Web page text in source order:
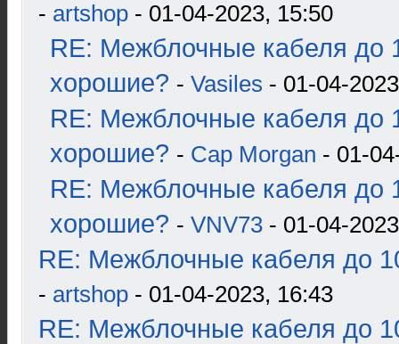
- artshop - 01-04-2023, 15:50
RE: Межблочные кабеля до
хорошие? - Vasiles - 01-04-
RE: Межблочные кабеля до
хорошие? - Cap Morgan - 01-
RE: Межблочные кабеля до
хорошие? - VNV73 - 01-04-
RE: Межблочные кабеля до
- artshop - 01-04-2023, 16:43
RE: Межблочные кабеля до